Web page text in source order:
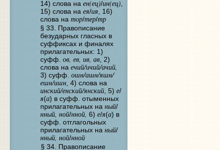
14) слова на ен(ец)/ин(ец)
15) слова на ея/ия , 16)
слова на тор/тер/тр
§ 33. Правописание
безударных гласных в
суффиксах и финалях
прилагательных: 1)
суфф. ов, ев, ив, ав, 2)
слова на ечий/ичий/ачий,
3) суфф. ошн/ашн/яшн/
ешн/ишн, 4) слова на
инский/енский/янский, 5) е/
я(а) в суфф. отыменных
прилагательных на ный/
нный, ной/нной, 6) е/я(а) в
суфф. отглагольных
прилагательных на ный/
нный, ной/нной
§ 34. Правописание